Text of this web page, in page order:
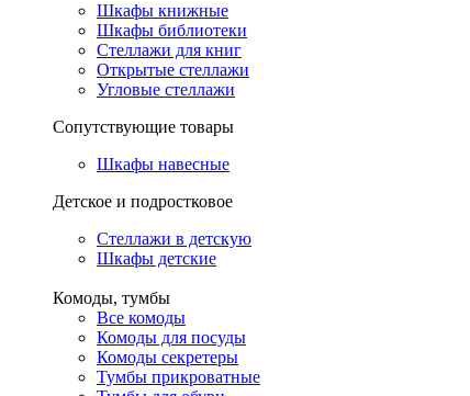
Шкафы книжные
Шкафы библиотеки
Стеллажи для книг
Открытые стеллажи
Угловые стеллажи
Сопутствующие товары
Шкафы навесные
Детское и подростковое
Стеллажи в детскую
Шкафы детские
Комоды, тумбы
Все комоды
Комоды для посуды
Комоды секретеры
Тумбы прикроватные